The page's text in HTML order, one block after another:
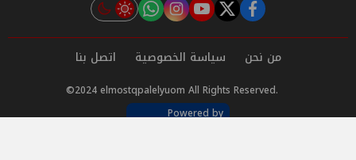
facebook
twitter
youtube
instagram
tiktok
من نحن سياسة الخصوصية اتصل بنا
©2024 elmostqpalelyuom All Rights Reserved.
Powered by